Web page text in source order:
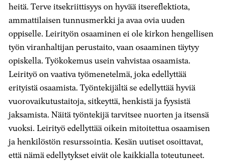
heitä. Terve itsekriittisyys on hyvää itsereflektiota,
ammattilaisen tunnusmerkki ja avaa ovia uuden
oppiselle. Leirityön osaaminen ei ole kirkon hengellisen
työn viranhaltijan perustaito, vaan osaaminen täytyy
opiskella. Työkokemus usein vahvistaa osaamista.
Leirityö on vaativa työmenetelmä, joka edellyttää
erityistä osaamista. Työntekijältä se edellyttää hyviä
vuorovaikutustaitoja, sitkeyttä, henkistä ja fyysistä
jaksamista. Näitä työntekijä tarvitsee nuorten ja itsensä
vuoksi. Leirityö edellyttää oikein mitoitettua osaamisen
ja henkilöstön resurssointia. Kesän uutiset osoittavat,
että nämä edellytykset eivät ole kaikkialla toteutuneet.